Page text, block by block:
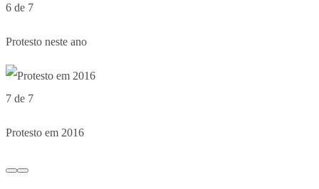
6 de 7
Protesto neste ano
7 de 7
Protesto em 2016